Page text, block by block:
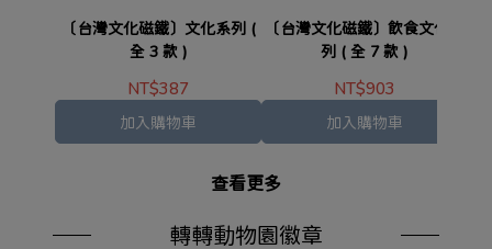
〔台灣文化磁鐵〕文化系列 (
全 3 款 )
NT$387
加入購物車
〔台灣文化磁鐵〕飲食文化系
列 ( 全 7 款 )
NT$903
加入購物車
查看更多
轉轉動物園徽章